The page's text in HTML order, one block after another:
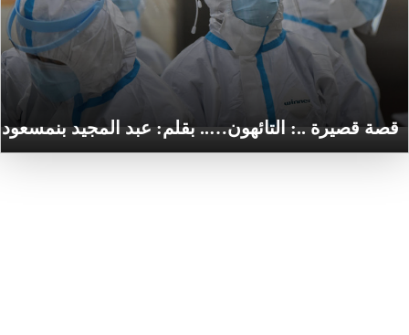
قصة قصيرة ..: التائهون….. بقلم: عبد المجيد بنمسعود